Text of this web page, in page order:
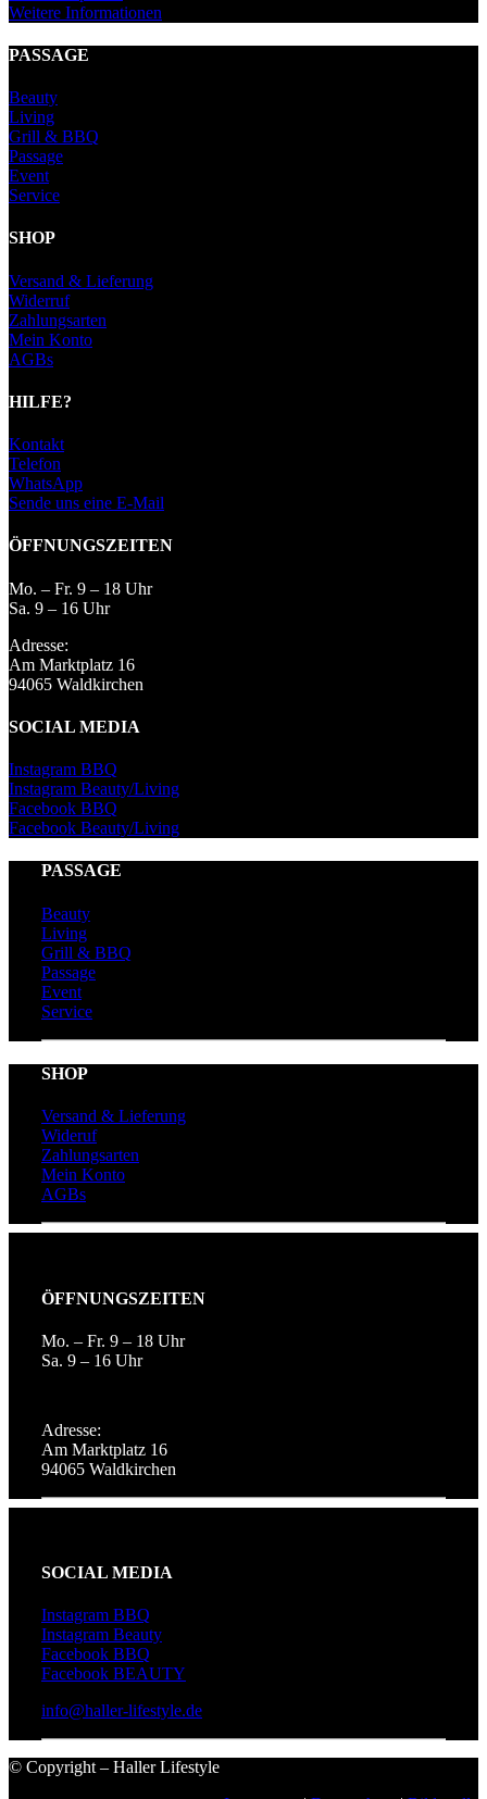
Weitere Informationen
PASSAGE
Beauty
Living
Grill & BBQ
Passage
Event
Service
SHOP
Versand & Lieferung
Widerruf
Zahlungsarten
Mein Konto
AGBs
HILFE?
Kontakt
Telefon
WhatsApp
Sende uns eine E-Mail
ÖFFNUNGSZEITEN
Mo. – Fr. 9 – 18 Uhr
Sa. 9 – 16 Uhr
Adresse:
Am Marktplatz 16
94065 Waldkirchen
SOCIAL MEDIA
Instagram BBQ
Instagram Beauty/Living
Facebook BBQ
Facebook Beauty/Living
PASSAGE
Beauty
Living
Grill & BBQ
Passage
Event
Service
SHOP
Versand & Lieferung
Wideruf
Zahlungsarten
Mein Konto
AGBs
ÖFFNUNGSZEITEN
Mo. – Fr. 9 – 18 Uhr
Sa. 9 – 16 Uhr
Adresse:
Am Marktplatz 16
94065 Waldkirchen
SOCIAL MEDIA
Instagram BBQ
Instagram Beauty
Facebook BBQ
Facebook BEAUTY
info@haller-lifestyle.de
© Copyright – Haller Lifestyle